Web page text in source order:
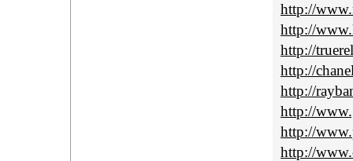
http://
http://
http://
http://
http://
http://
http://
http://